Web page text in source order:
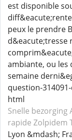
est disponible
peux le prendre
d&eacute;tresse
ambiante, ou les
semaine
question-
html
Snelle bezorging
rapide Zolpidem
Lyon &mdash;